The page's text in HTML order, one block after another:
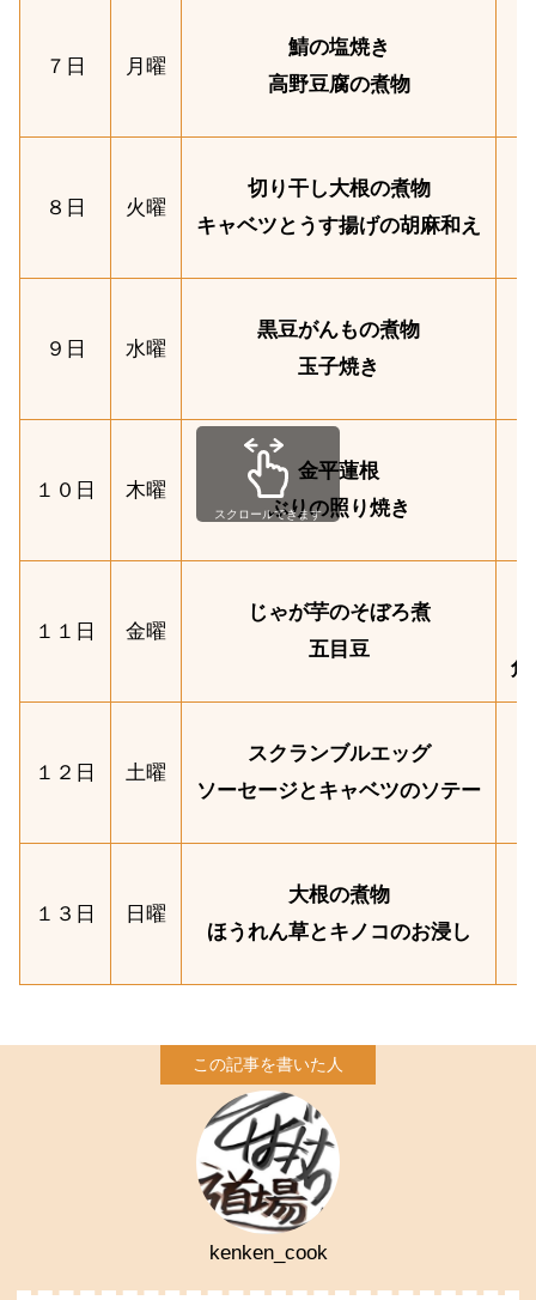
７日 月曜
鯖の塩焼き
高野豆腐の煮物
８日 火曜
切り干し大根の煮物
キャベツとうす揚げの胡麻和え
９日 水曜
黒豆がんもの煮物
玉子焼き
１０日 木曜
金平蓮根
ぶりの照り焼き
１１日 金曜
じゃが芋のそぼろ煮
五目豆
角
１２日 土曜
スクランブルエッグ
ソーセージとキャベツのソテー
１３日 日曜
大根の煮物
ほうれん草とキノコのお浸し
スクロールできます
kenken_cook